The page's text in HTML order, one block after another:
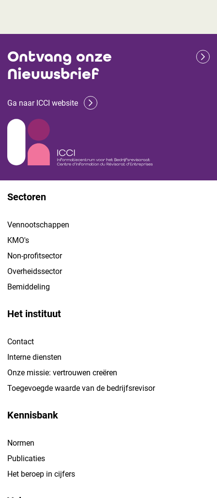
Ontvang onze
Nieuwsbrief
Ga naar ICCI website
Sectoren
Vennootschappen
KMO's
Non-profitsector
Overheidssector
Bemiddeling
Het instituut
Contact
Interne diensten
Onze missie: vertrouwen creëren
Toegevoegde waarde van de bedrijfsrevisor
Kennisbank
Normen
Publicaties
Het beroep in cijfers